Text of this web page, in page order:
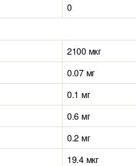
0
2100 мкг
0.07 мг
0.1 мг
0.6 мг
0.2 мг
19.4 мкг